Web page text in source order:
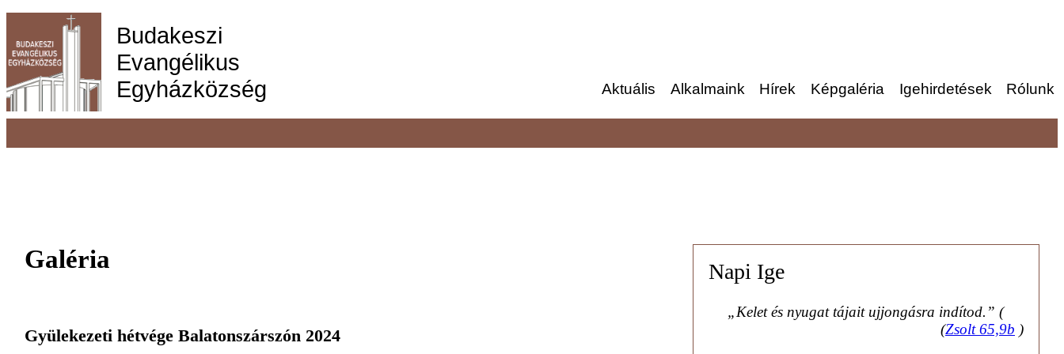
Budakeszi
Evangélikus
Egyházközség
Aktuális Alkalmaink Hírek Képgaléria Igehirdetések Rólunk
Galéria
Gyülekezeti hétvége Balatonszárszón 2024
Napi Ige
„Kelet és nyugat tájait ujjongásra indítod.” (⁠
(Zsolt 65,9b )